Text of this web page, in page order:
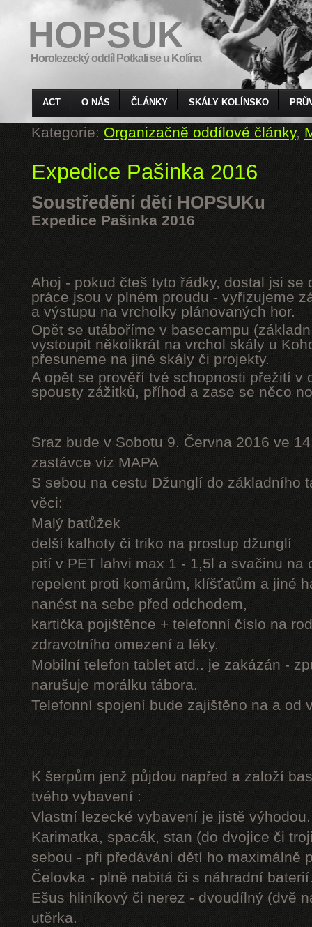
HOPSUK
Horolezecký oddíl Potkali se u Kolína
ACT O NÁS ČLÁNKY SKÁLY KOLÍNSKO
Kategorie:Organizačně oddílové články,
Expedice Pašinka 2016
Soustředění dětí HOPSUKu
Expedice Pašinka 2016
Ahoj - pokud čteš tyto řádky, dostal jsi se
práce jsou v plném proudu - vyřizujeme
a výstupu na vrcholky plánovaných hor.
Opět se utáboříme v basecampu
vystoupit několikrát na vrchol skály u
přesuneme na jiné skály či projekty.
A opět se prověří tvé schopnosti přežití v
spousty zážitků, příhod a zase se něco
Sraz bude v Sobotu 9. Června 2016 ve
zastávce viz MAPA
S sebou na cestu Džunglí do základního
věci:
Malý batůžek
delší kalhoty či triko na prostup džunglí
pití v PET lahvi max 1 - 1,5l a svačinu na
repelent proti komárům, klíšťatům a jiné
nanést na sebe před odchodem,
kartička pojištěnce + telefonní číslo na
zdravotního omezení a léky.
Mobilní telefon tablet atd.. je zakázán -
narušuje morálku tábora.
Telefonní spojení bude zajištěno na a od
K šerpům jenž půjdou napřed a založí
tvého vybavení :
Vlastní lezecké vybavení je jistě výhodou.
Karimatka, spacák, stan (do dvojice či
sebou - při předávání dětí ho maximálně
Čelovka - plně nabitá či s náhradní
Ešus hliníkový či nerez - dvoudílný (dvě
utěrka.